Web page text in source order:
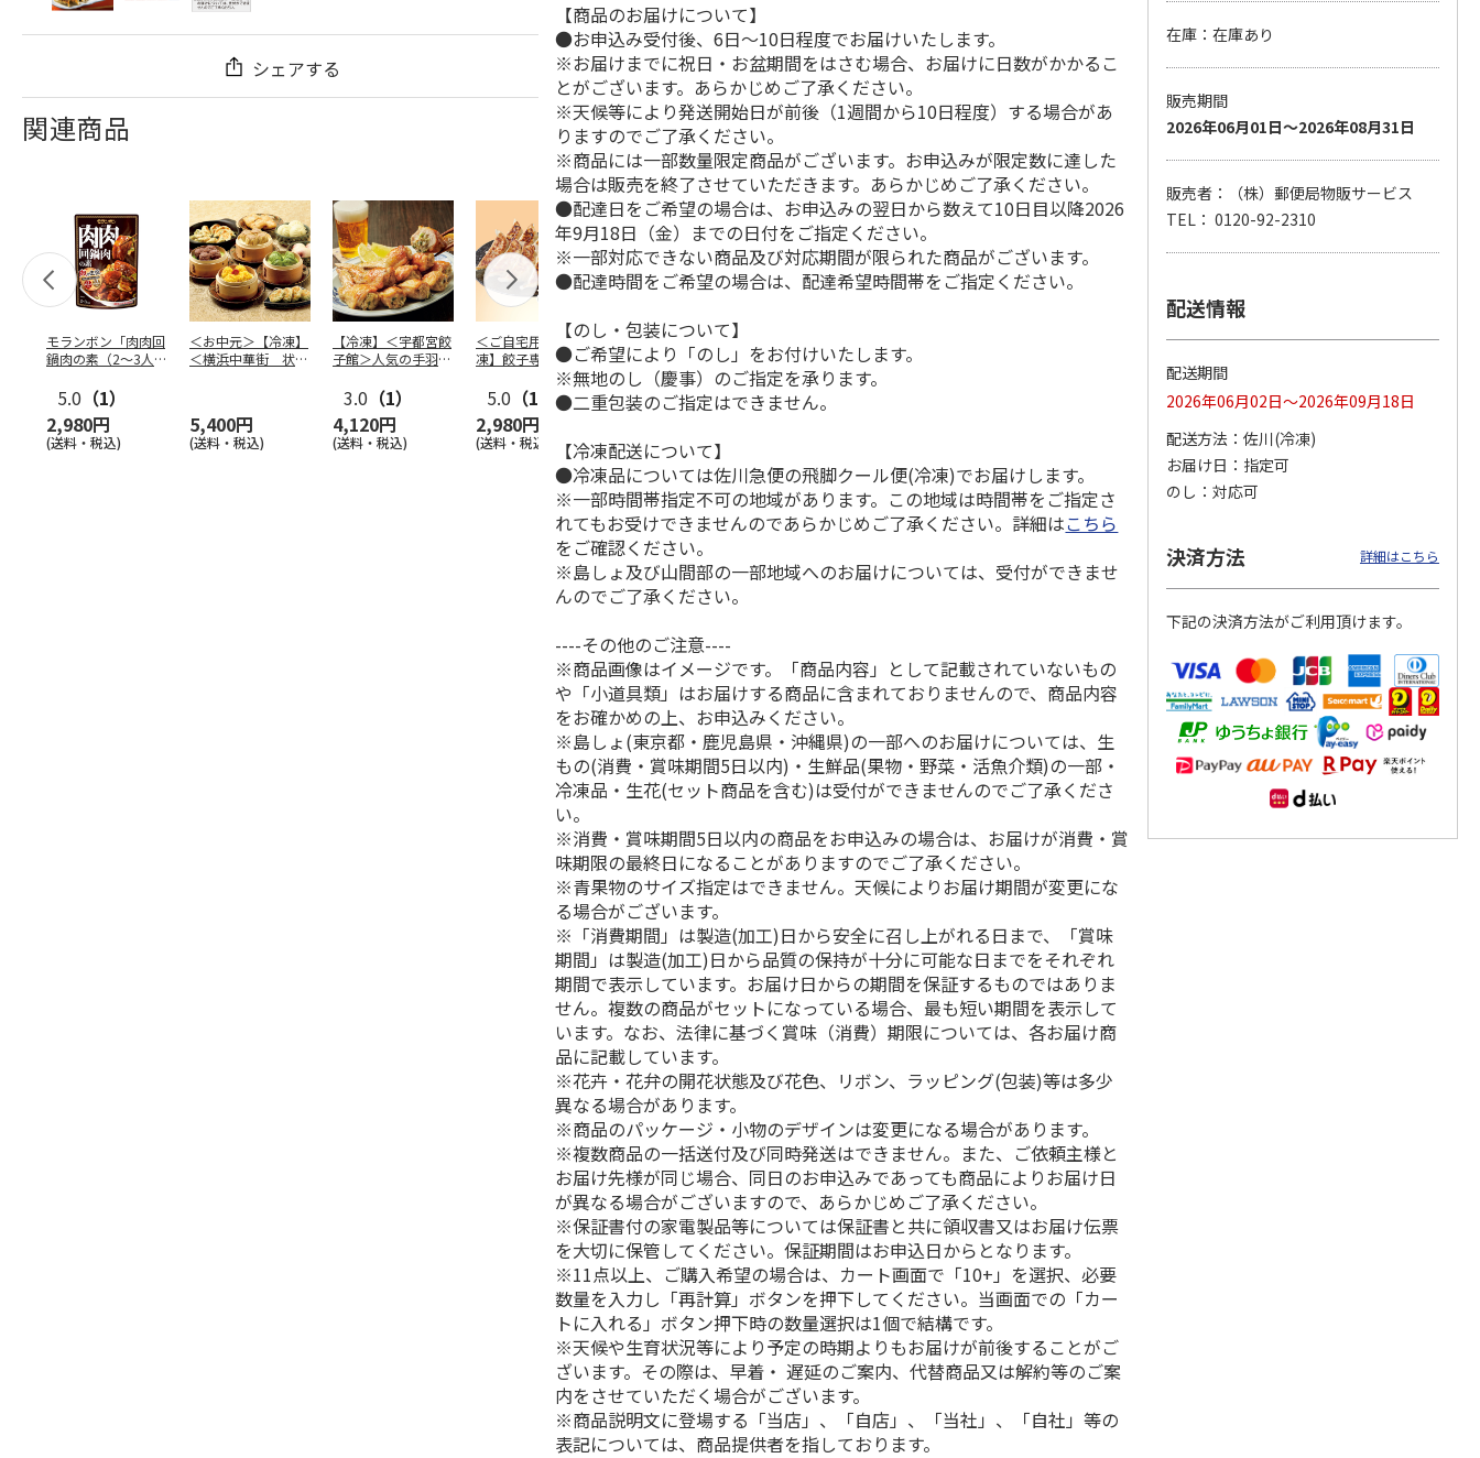
シェアする
関連商品
モランボン「肉肉回
鍋肉の素（2～3人
5.0 （1）
2,980円
(送料・税込)
＜お中元＞【冷凍】
＜横浜中華街 状元
5,400円
(送料・税込)
【冷凍】＜宇都宮餃
子館＞人気の手羽餃
3.0 （1）
4,120円
(送料・税込)
＜ご自宅用＞【冷
凍】餃子専門店宇都
宮 悟空 特製肉餃
5.0 （1）
2,980円
(送料・税込)
【冷凍】≪小樽海洋
水産≫小樽の小鍋と
海鮮おこわ
5.0（1）
(送料・税込)
街 江戸清謹製中華
まんセット
5.0（1）
子 宇味家のぎょう
【冷凍】もちもち皮
角煮ゴロゴロ豚ま
(送料・税込)
【冷凍】＜蓬莱本館
【商品のお届けについて】
●お申込み受付後、6日～10日程度でお届けいたします。
※お届けまでに祝日・お盆期間をはさむ場合、お届けに日数がかかるこ
とがございます。あらかじめご了承ください。
※天候等により発送開始日が前後（1週間から10日程度）する場合があ
りますのでご了承ください。
※商品には一部数量限定商品がございます。お申込みが限定数に達した
場合は販売を終了させていただきます。あらかじめご了承ください。
●配達日をご希望の場合は、お申込みの翌日から数えて10日目以降2026
年9月18日（金）までの日付をご指定ください。
※一部対応できない商品及び対応期間が限られた商品がございます。
●配達時間をご希望の場合は、配達希望時間帯をご指定ください。
【のし・包装について】
●ご希望により「のし」をお付けいたします。
※無地のし（慶事）のご指定を承ります。
●二重包装のご指定はできません。
【冷凍配送について】
●冷凍品については佐川急便の飛脚クール便(冷凍)でお届けします。
※一部時間帯指定不可の地域があります。この地域は時間帯をご指定さ
れてもお受けできませんのであらかじめご了承ください。詳細はこちら
をご確認ください。
※島しょ及び山間部の一部地域へのお届けについては、受付ができませ
んのでご了承ください。
----その他のご注意----
※商品画像はイメージです。「商品内容」として記載されていないもの
や「小道具類」はお届けする商品に含まれておりませんので、商品内容
をお確かめの上、お申込みください。
※島しょ(東京都・鹿児島県・沖縄県)の一部へのお届けについては、生
もの(消費・賞味期間5日以内)・生鮮品(果物・野菜・活魚介類)の一部・
冷凍品・生花(セット商品を含む)は受付ができませんのでご了承くださ
い。
※消費・賞味期間5日以内の商品をお申込みの場合は、お届けが消費・賞
味期限の最終日になることがありますのでご了承ください。
※青果物のサイズ指定はできません。天候によりお届け期間が変更にな
る場合がございます。
※「消費期間」は製造(加工)日から安全に召し上がれる日まで、「賞味
期間」は製造(加工)日から品質の保持が十分に可能な日までをそれぞれ
期間で表示しています。お届け日からの期間を保証するものではありま
せん。複数の商品がセットになっている場合、最も短い期間を表示して
います。なお、法律に基づく賞味（消費）期限については、各お届け商
品に記載しています。
※花卉・花弁の開花状態及び花色、リボン、ラッピング(包装)等は多少
異なる場合があります。
※商品のパッケージ・小物のデザインは変更になる場合があります。
※複数商品の一括送付及び同時発送はできません。また、ご依頼主様と
お届け先様が同じ場合、同日のお申込みであっても商品によりお届け日
が異なる場合がございますので、あらかじめご了承ください。
※保証書付の家電製品等については保証書と共に領収書又はお届け伝票
を大切に保管してください。保証期間はお申込日からとなります。
※11点以上、ご購入希望の場合は、カート画面で「10+」を選択、必要
数量を入力し「再計算」ボタンを押下してください。当画面での「カー
トに入れる」ボタン押下時の数量選択は1個で結構です。
※天候や生育状況等により予定の時期よりもお届けが前後することがご
ざいます。その際は、早着・ 遅延のご案内、代替商品又は解約等のご案
内をさせていただく場合がございます。
※商品説明文に登場する「当店」、「自店」、「当社」、「自社」等の
表記については、商品提供者を指しております。
在庫：在庫あり
販売期間
2026年06月01日～2026年08月31日
販売者：（株）郵便局物販サービス
TEL： 0120-92-2310
配送情報
配送期間
2026年06月02日～2026年09月18日
配送方法
佐川(冷凍)
お届け日
指定可
のし
対応可
決済方法 詳細はこちら
下記の決済方法がご利用頂けます。